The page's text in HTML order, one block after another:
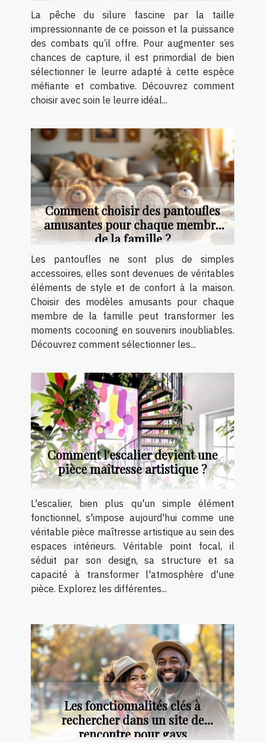
La pêche du silure fascine par la taille
impressionnante de ce poisson et la puissance
des combats qu’il offre. Pour augmenter ses
chances de capture, il est primordial de bien
sélectionner le leurre adapté à cette espèce
méfiante et combative. Découvrez comment
choisir avec soin le leurre idéal...
Comment choisir des pantoufles
amusantes pour chaque membre
de la famille ?
Les pantoufles ne sont plus de simples
accessoires, elles sont devenues de véritables
éléments de style et de confort à la maison.
Choisir des modèles amusants pour chaque
membre de la famille peut transformer les
moments cocooning en souvenirs inoubliables.
Découvrez comment sélectionner les...
Comment l'escalier devient une
pièce maîtresse artistique ?
L'escalier, bien plus qu'un simple élément
fonctionnel, s'impose aujourd'hui comme une
véritable pièce maîtresse artistique au sein des
espaces intérieurs. Véritable point focal, il
séduit par son design, sa structure et sa
capacité à transformer l'atmosphère d'une
pièce. Explorez les différentes...
Les fonctionnalités clés à
rechercher dans un site de
rencontre pour gays